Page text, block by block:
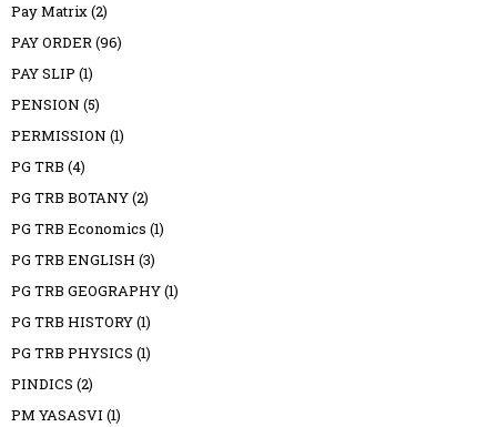
Pay Matrix(2)
PAY ORDER(96)
PAY SLIP (1)
PENSION (5)
PERMISSION (1)
PG TRB (4)
PG TRB BOTANY(2)
PG TRB Economics (1)
PG TRB ENGLISH (3)
PG TRB GEOGRAPHY(1)
PG TRB HISTORY(1)
PG TRB PHYSICS (1)
PINDICS (2)
PM YASASVI (1)